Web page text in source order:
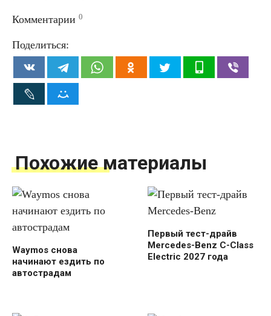
Комментарии 0
Поделиться:
Похожие материалы
Waymos снова
начинают ездить по
автострадам
Первый тест-драйв
Mercedes-Benz C-Class
Electric 2027 года